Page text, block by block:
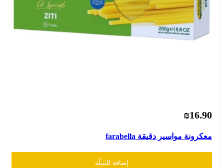
₪16.90
معكرونة مواسير دقيقة farabella
إضافة للسلّة